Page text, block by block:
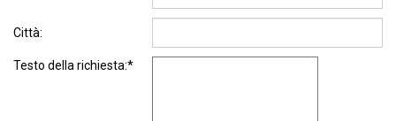
Città:
Testo della richiesta:*